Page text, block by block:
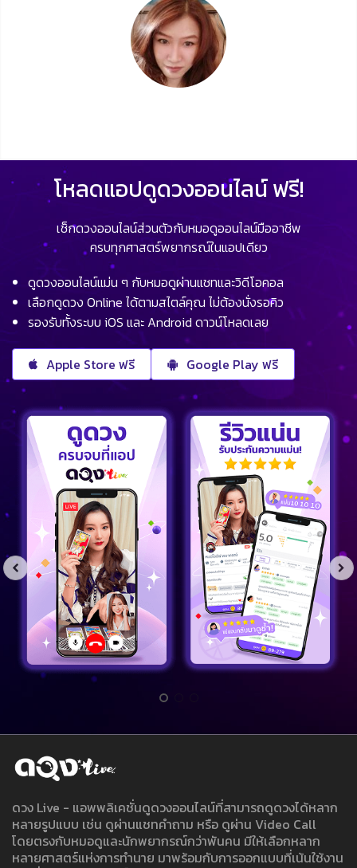
โหลดแอปดูดวงออนไลน์ ฟรี!
เช็กดวงออนไลน์ส่วนตัวกับหมอดูออนไลน์มืออาชีพ
ครบทุกศาสตร์พยากรณ์ในแอปเดียว
ดูดวงออนไลน์แม่น ๆ กับหมอดูผ่านแชทและวิดีโอคอล
เลือกดูดวง Online ได้ตามสไตล์คุณ ไม่ต้องนั่งรอคิว
รองรับทั้งระบบ iOS และ Android ดาวน์โหลดเลย
Apple Store ฟรี Google Play ฟรี
ดวง Live - แอพพลิเคชั่นดูดวงออนไลน์ที่สามารถดูดวงได้หลาก
หลายรูปแบบ เช่น ดูผ่านแชทคำถาม หรือ ดูผ่าน Video Call
โดยตรงกับหมอดูและนักพยากรณ์กว่าพันคน มีให้เลือกหลาก
หลายศาสตร์แห่งการทำนาย มาพร้อมกับการออกแบบที่เน้นใช้งาน